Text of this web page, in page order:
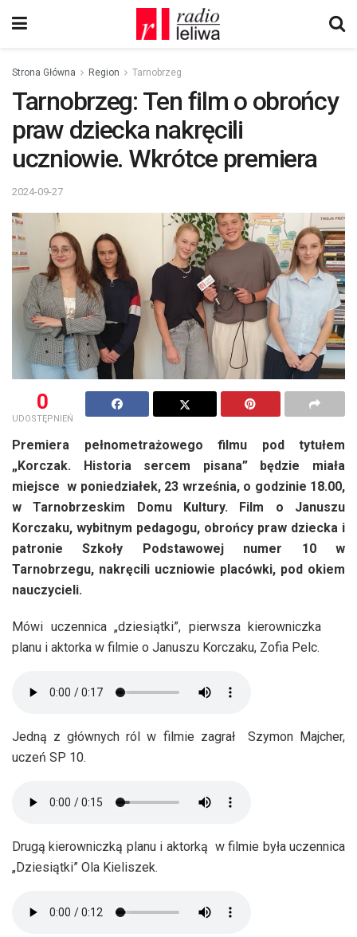
Strona Główna Region Tarnobrzeg
Tarnobrzeg: Ten film o obrońcy
praw dziecka nakręcili
uczniowie. Wkrótce premiera
2024-09-27
0
UDOSTĘPNIEŃ
Premiera pełnometrażowego filmu pod tytułem
„Korczak. Historia sercem pisana” będzie miała
miejsce w poniedziałek, 23 września, o godzinie 18.00,
w Tarnobrzeskim Domu Kultury. Film o Januszu
Korczaku, wybitnym pedagogu, obrońcy praw dziecka i
patronie Szkoły Podstawowej numer 10 w
Tarnobrzegu, nakręcili uczniowie placówki, pod okiem
nauczycieli.
Mówi uczennica „dziesiątki”, pierwsza kierowniczka
planu i aktorka w filmie o Januszu Korczaku, Zofia Pelc.
Jedną z głównych ról w filmie zagrał Szymon Majcher,
uczeń SP 10.
Drugą kierowniczką planu i aktorką w filmie była uczennica
„Dziesiątki” Ola Kieliszek.